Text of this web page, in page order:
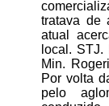
tratava de
atual
local. STJ.
Min.
Por volta
pelo